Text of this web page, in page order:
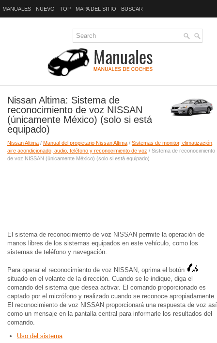
MANUALES NUEVO TOP MAPA DEL SITIO BUSCAR
Nissan Altima: Sistema de
reconocimiento de voz NISSAN
(únicamente México) (solo si está
equipado)
Nissan Altima / Manual del propietario Nissan Altima / Sistemas de monitor, climatización,
aire acondicionado, audio, teléfono y reconocimiento de voz / Sistema de reconocimiento
de voz NISSAN (únicamente México) (solo si está equipado)
El sistema de reconocimiento de voz NISSAN permite la operación de
manos libres de los sistemas equipados en este vehículo, como los
sistemas de teléfono y navegación.
Para operar el reconocimiento de voz NISSAN, oprima el botón
situado en el volante de la dirección. Cuando se le indique, diga el
comando del sistema que desea activar. El comando proporcionado es
captado por el micrófono y realizado cuando se reconoce apropiadamente.
El reconocimiento de voz NISSAN proporcionará una respuesta de voz así
como un mensaje en la pantalla central para informarle los resultados del
comando.
Uso del sistema